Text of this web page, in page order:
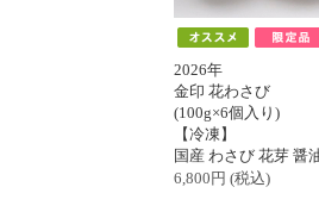
2026年
金印 花わさび
(100g×6個入り)
【冷凍】
国産 わさび 花芽 醤
6,800 円(税込)